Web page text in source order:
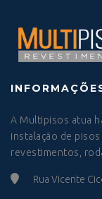
A Multipisos atua
instalação de
revestimentos,
Rua Vicente